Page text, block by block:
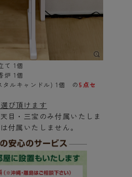
1個
1個
タルキャンドル) 1個 の5点セ
び頂けます
目・三宝のみ付属いたしま
付属いたしません。